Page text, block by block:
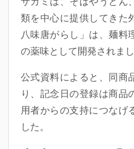
類を中心に提供してきた
八味唐がらし」は、麺料
の薬味として開発されまし
公式資料によると、同商
り、記念日の登録は商品
用者からの支持につなげ
した。